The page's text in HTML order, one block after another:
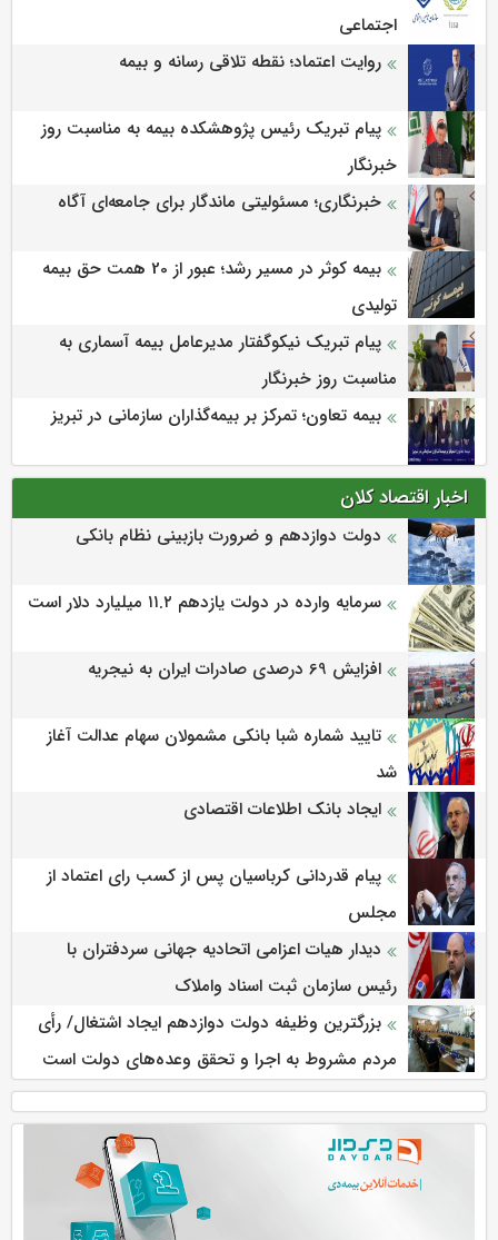
اجتماعی
روایت اعتماد؛ نقطه تلاقی رسانه و بیمه
پیام تبریک رئیس پژوهشکده بیمه به مناسبت روز
خبرنگار
خبرنگاری؛ مسئولیتی ماندگار برای جامعه‌ای آگاه
بیمه کوثر در مسیر رشد؛ عبور از 20 همت حق بیمه
تولیدی
پیام تبریک نیکوگفتار مدیرعامل بیمه آسماری به
مناسبت روز خبرنگار
بیمه تعاون؛ تمرکز بر بیمه‌گذاران سازمانی در تبریز
اخبار اقتصاد کلان
دولت دوازدهم و ضرورت بازبینی نظام بانکی
سرمایه وارده در دولت یازدهم ۱۱.۲ میلیارد دلار است
افزایش 69 درصدی صادرات ایران به نیجریه
تایید شماره شبا بانکی مشمولان سهام عدالت آغاز
شد
ایجاد بانک اطلاعات اقتصادی
پیام قدردانی کرباسیان پس از کسب رای اعتماد از
مجلس
دیدار هیات اعزامی اتحادیه جهانی سردفتران با
رئیس سازمان ثبت اسناد واملاک
بزرگترین وظیفه دولت دوازدهم ایجاد اشتغال/ رأی
مردم مشروط به اجرا و تحقق وعده‌های دولت است